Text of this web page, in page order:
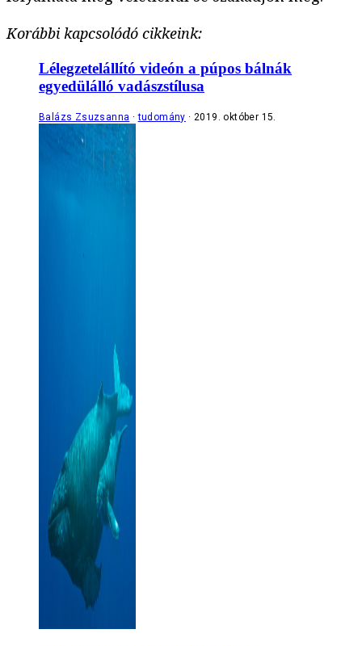
Korábbi kapcsolódó cikkeink:
Lélegzetelállító videón a púpos bálnák
egyedülálló vadászstílusa
Balázs Zsuzsanna tudomány 2019. október 15.